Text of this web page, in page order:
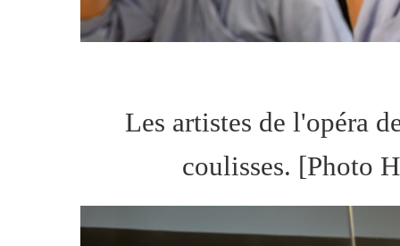
Les artistes de l'opéra
coulisses. [Photo